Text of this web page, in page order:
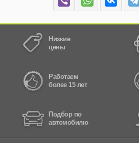
Низкие
цены
Работаем
более 15 лет
Подбор по
автомобилю